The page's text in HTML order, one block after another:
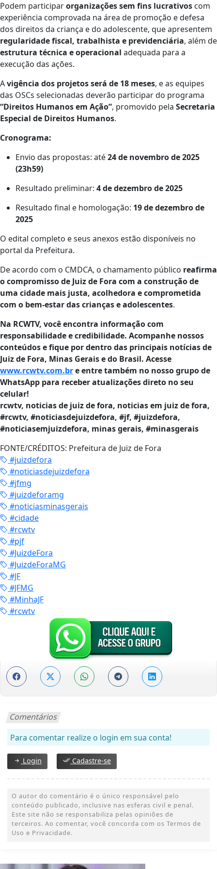
Podem participarorganizações sem fins lucrativos com
experiência comprovada na área de promoção e defesa
dos direitos da criança e do adolescente, que apresentem
regularidade fiscal, trabalhista e previdenciária, além de
estrutura técnica e operacional adequada para a
execução das ações.
Avigência dos projetos será de 18 meses, e as equipes
das OSCs selecionadas deverão participar do programa
“Direitos Humanos em Ação”, promovido pela Secretaria
Especial de Direitos Humanos.
Cronograma:
Envio das propostas: até24 de novembro de 2025
(23h59)
Resultado preliminar: 4 de dezembro de 2025
Resultado final e homologação: 19 de dezembro de
2025
O edital completo e seus anexos estão disponíveis no
portal da Prefeitura.
De acordo com o CMDCA, o chamamento público reafirma
o compromisso de Juiz de Fora com a construção de
uma cidade mais justa, acolhedora e comprometida
com o bem-estar das crianças e adolescentes.
Na RCWTV, você encontra informação com
responsabilidade e credibilidade. Acompanhe nossos
conteúdos e fique por dentro das principais notícias de
Juiz de Fora, Minas Gerais e do Brasil. Acesse
www.rcwtv.com.bre entre também no nosso grupo de
WhatsApp para receber atualizações direto no seu
celular!
rcwtv, noticias de juiz de fora, noticias em juiz de fora,
#rcwtv, #noticiasdejuizdefora, #jf, #juizdefora,
#noticiasemjuizdefora, minas gerais, #minasgerais
FONTE/CRÉDITOS: Prefeitura de Juiz de Fora
#juizdefora
#noticiasdejuizdefora
#jfmg
#juizdeforamg
#noticiasminasgerais
#cidade
#rcwtv
#pjf
#JuizdeFora
#JuizdeForaMG
#JF
#JFMG
#MinhaJF
#rcwtv
Comentários
Para comentar realize o login em sua conta!
Login Cadastre-se
O autor do comentário é o único responsável pelo
conteúdo publicado, inclusive nas esferas civil e penal.
Este site não se responsabiliza pelas opiniões de
terceiros. Ao comentar, você concorda com os Termos de
Uso e Privacidade.